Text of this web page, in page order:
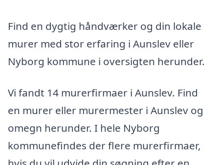
Find en dygtig håndværker og din lokale
murer med stor erfaring i Aunslev eller
Nyborg kommune i oversigten herunder.
Vi fandt 14 murerfirmaer i Aunslev. Find
en murer eller murermester i Aunslev og
omegn herunder. I hele Nyborg
kommunefindes der flere murerfirmaer,